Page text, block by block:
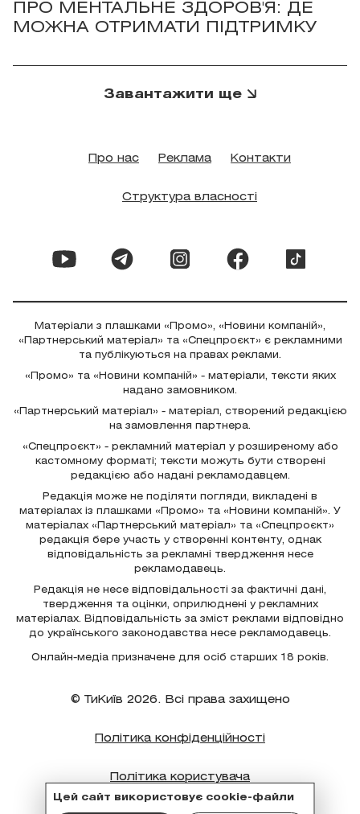
ПРО МЕНТАЛЬНЕ ЗДОРОВ'Я: ДЕ
МОЖНА ОТРИМАТИ ПІДТРИМКУ
Завантажити ще
Цей сайт використовує cookie-файли
Про нас Реклама Контакти
Структура власності
Матеріали з плашками «Промо», «Новини компаній»,
«Партнерський матеріал» та «Спецпроєкт» є рекламними
та публікуються на правах реклами.
«Промо» та «Новини компаній» - матеріали, тексти яких
надано замовником.
«Партнерський матеріал» - матеріал, створений редакцією
на замовлення партнера.
«Спецпроєкт» - рекламний матеріал у розширеному або
кастомному форматі; тексти можуть бути створені
редакцією або надані рекламодавцем.
Редакція може не поділяти погляди, викладені в
матеріалах із плашками «Промо» та «Новини компаній». У
матеріалах «Партнерський матеріал» та «Спецпроєкт»
редакція бере участь у створенні контенту, однак
відповідальність за рекламні твердження несе
рекламодавець.
Редакція не несе відповідальності за фактичні дані,
твердження та оцінки, оприлюднені у рекламних
матеріалах. Відповідальність за зміст реклами відповідно
до українського законодавства несе рекламодавець.
Онлайн-медіа призначене для осіб старших 18 років.
© ТиКиїв 2026. Всі права захищено
Політика конфіденційності
Політика користувача